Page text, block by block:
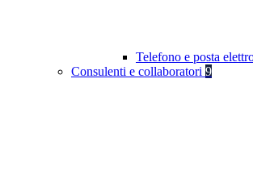
Telefono e posta
Consulenti e collaboratori 9